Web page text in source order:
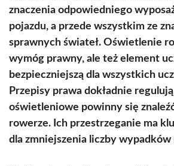
znaczenia odpowiedniego
pojazdu, a przede wszystkim ze
sprawnych świateł. Oświetlenie
wymóg prawny, ale też element
bezpieczniejszą dla wszystkich
Przepisy prawa dokładnie
oświetleniowe powinny się
rowerze. Ich przestrzeganie ma
dla zmniejszenia liczby wypadków